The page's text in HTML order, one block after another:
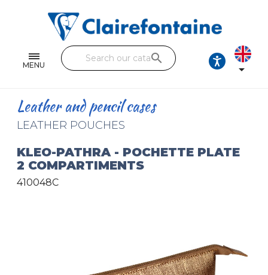
MENU
Single and double sheets
Fine arts
Handicraft
Pencil cases & Leather goods
search

Leather and pencil cases
LEATHER POUCHES
KLEO-PATHRA - POCHETTE PLATE
2 COMPARTIMENTS
410048C